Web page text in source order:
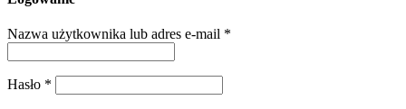
Nazwa użytkownika lub adres e-mail *
Hasło *